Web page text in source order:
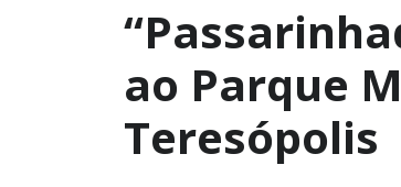
ao Parque
Teresópolis